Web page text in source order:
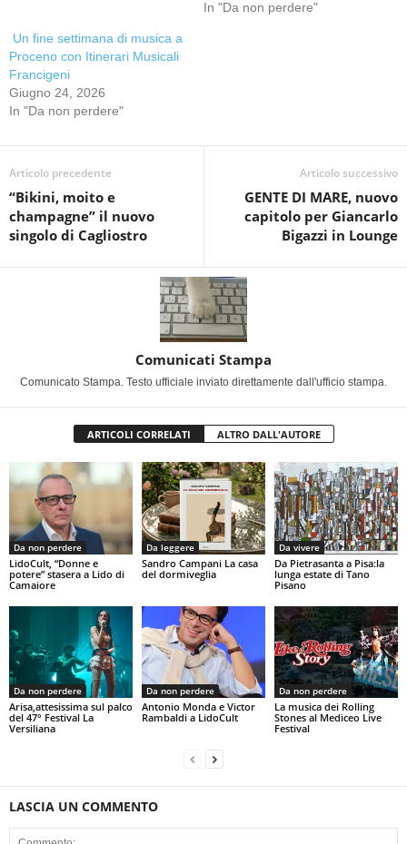
In "Da non perdere"
Un fine settimana di musica a
Proceno con Itinerari Musicali
Francigeni
Giugno 24, 2026
In "Da non perdere"
Articolo precedente
“Bikini, moito e
champagne” il nuovo
singolo di Cagliostro
Articolo successivo
GENTE DI MARE, nuovo
capitolo per Giancarlo
Bigazzi in Lounge
Comunicati Stampa
Comunicato Stampa. Testo ufficiale inviato direttamente dall'ufficio stampa.
ARTICOLI CORRELATI ALTRO DALL'AUTORE
Da non perdere
LidoCult, “Donne e
potere” stasera a Lido di
Camaiore
Da leggere
Sandro Campani La casa
del dormiveglia
Da vivere
Da Pietrasanta a Pisa:la
lunga estate di Tano
Pisano
Da non perdere
Arisa,attesissima sul palco
del 47° Festival La
Versiliana
Da non perdere
Antonio Monda e Victor
Rambaldi a LidoCult
Da non perdere
La musica dei Rolling
Stones al Mediceo Live
Festival
LASCIA UN COMMENTO